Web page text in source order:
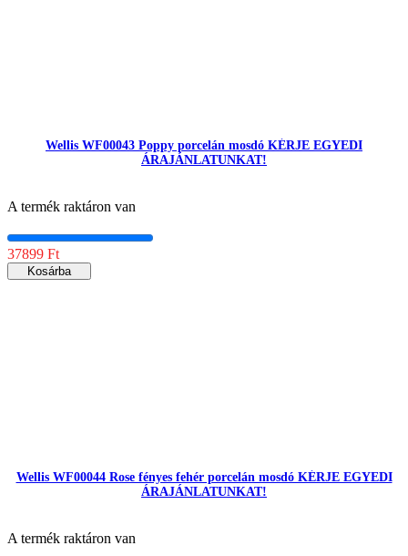
Wellis WF00043 Poppy porcelán mosdó KÉRJE EGYEDI
ÁRAJÁNLATUNKAT!
A termék raktáron van
37899 Ft
Kosárba
Wellis WF00044 Rose fényes fehér porcelán mosdó KÉRJE EGYEDI
ÁRAJÁNLATUNKAT!
A termék raktáron van